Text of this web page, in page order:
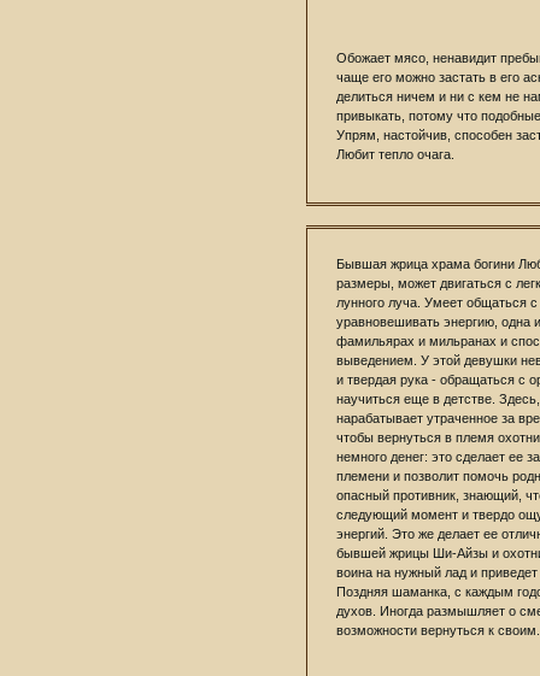
Обожает мясо, ненавидит
чаще его можно застать в его
делиться ничем и ни с кем не
привыкать, потому что
Упрям, настойчив, способен
Любит тепло очага.
Бывшая жрица храма богини
размеры, может двигаться с
лунного луча. Умеет общаться
уравновешивать энергию, одна
фамильярах и мильранах и
выведением. У этой девушки
и твердая рука - обращаться с
научиться еще в детстве.
нарабатывает утраченное за
чтобы вернуться в племя
немного денег: это сделает ее
племени и позволит помочь
опасный противник, знающий,
следующий момент и твердо
энергий. Это же делает ее
бывшей жрицы Ши-Айзы и
воина на нужный лад и
Поздняя шаманка, с каждым
духов. Иногда размышляет о
возможности вернуться к своим.